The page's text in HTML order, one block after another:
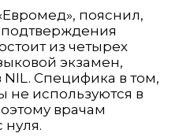
пояснил,
из четырех
экзамен,
Специфика в том,
не используются в
врачам
нуля.